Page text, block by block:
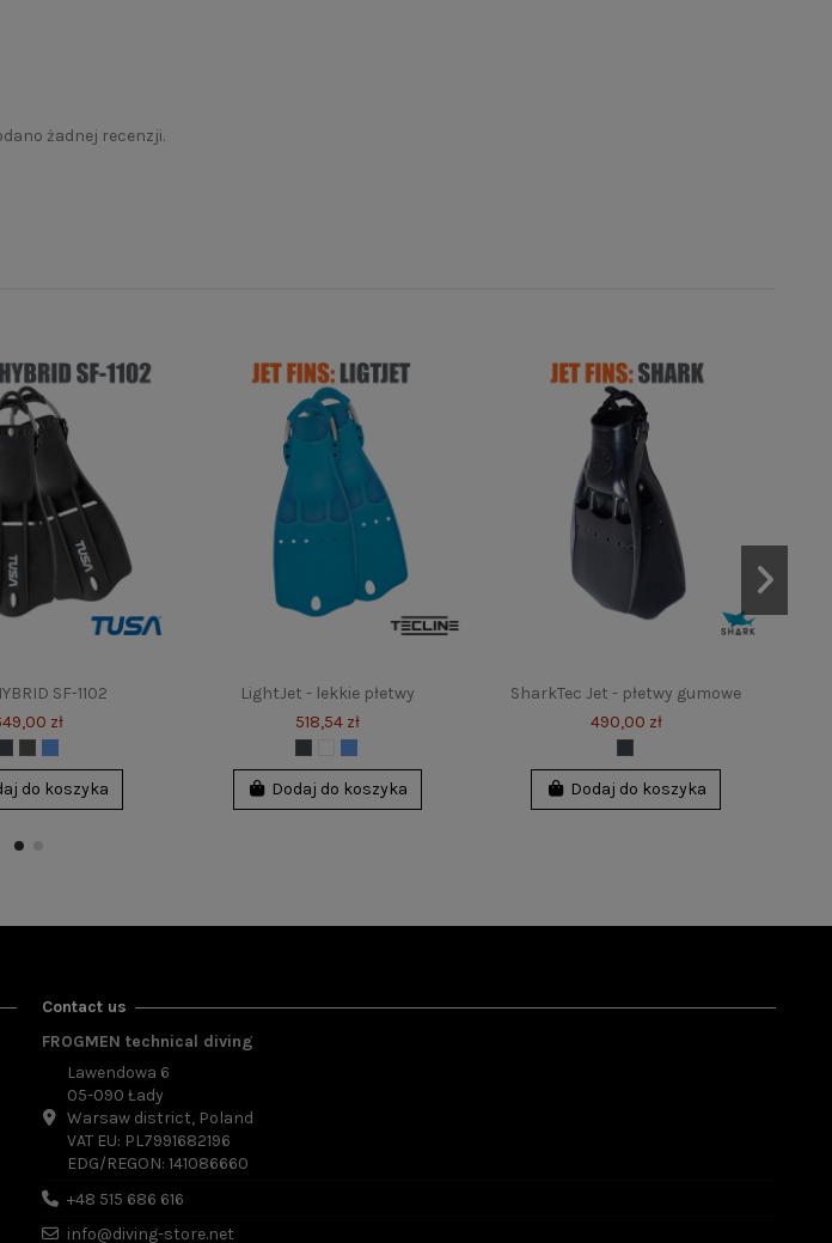
żadnej recenzji.
SF-1102
zł
do koszyka
LightJet - lekkie płetwy
518,54 zł
Dodaj do koszyka
SharkTec Jet - płetwy gumowe
490,00 zł
Dodaj do koszyka
Contact us
FROGMEN technical diving
Lawendowa 6
05-090 Łady
Warsaw district, Poland
VAT EU: PL7991682196
EDG/REGON: 141086660
+48 515 686 616
info@diving-store.net